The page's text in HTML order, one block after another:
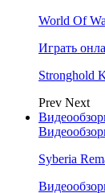
World Of
Играть
Stronghold
Prev Next
Syberia